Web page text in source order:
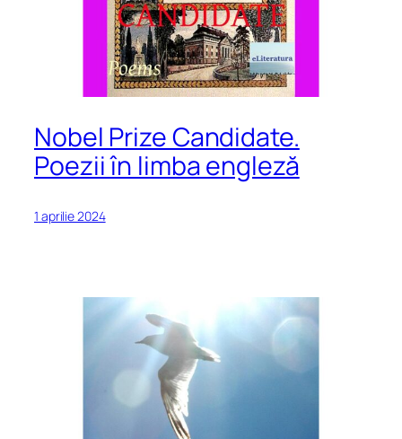
Nobel Prize Candidate.
Poezii în limba engleză
1 aprilie 2024